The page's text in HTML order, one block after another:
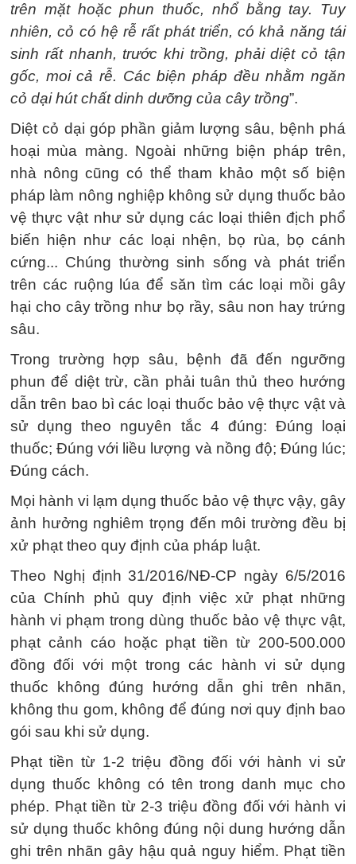
trên mặt hoặc phun thuốc, nhổ bằng tay. Tuy
nhiên, cỏ có hệ rễ rất phát triển, có khả năng tái
sinh rất nhanh, trước khi trồng, phải diệt cỏ tận
gốc, moi cả rễ. Các biện pháp đều nhằm ngăn
cỏ dại hút chất dinh dưỡng của cây trồng”.
Diệt cỏ dại góp phần giảm lượng sâu, bệnh phá
hoại mùa màng. Ngoài những biện pháp trên,
nhà nông cũng có thể tham khảo một số biện
pháp làm nông nghiệp không sử dụng thuốc bảo
vệ thực vật như sử dụng các loại thiên địch phổ
biến hiện như các loại nhện, bọ rùa, bọ cánh
cứng... Chúng thường sinh sống và phát triển
trên các ruộng lúa để săn tìm các loại mồi gây
hại cho cây trồng như bọ rầy, sâu non hay trứng
sâu.
Trong trường hợp sâu, bệnh đã đến ngưỡng
phun để diệt trừ, cần phải tuân thủ theo hướng
dẫn trên bao bì các loại thuốc bảo vệ thực vật và
sử dụng theo nguyên tắc 4 đúng: Đúng loại
thuốc; Đúng với liều lượng và nồng độ; Đúng lúc;
Đúng cách.
Mọi hành vi lạm dụng thuốc bảo vệ thực vậy, gây
ảnh hưởng nghiêm trọng đến môi trường đều bị
xử phạt theo quy định của pháp luật.
Theo Nghị định 31/2016/NĐ-CP ngày 6/5/2016
của Chính phủ quy định việc xử phạt những
hành vi phạm trong dùng thuốc bảo vệ thực vật,
phạt cảnh cáo hoặc phạt tiền từ 200-500.000
đồng đối với một trong các hành vi sử dụng
thuốc không đúng hướng dẫn ghi trên nhãn,
không thu gom, không để đúng nơi quy định bao
gói sau khi sử dụng.
Phạt tiền từ 1-2 triệu đồng đối với hành vi sử
dụng thuốc không có tên trong danh mục cho
phép. Phạt tiền từ 2-3 triệu đồng đối với hành vi
sử dụng thuốc không đúng nội dung hướng dẫn
ghi trên nhãn gây hậu quả nguy hiểm. Phạt tiền